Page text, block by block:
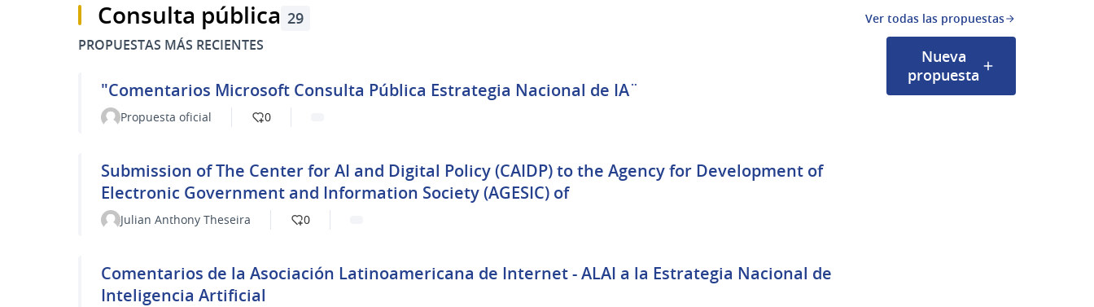
estrategias_ia_datos@agesic.gub.uy
Acceder al documento aprobado de la Estrategia
(Enlace externo)
Más información
Consulta pública 29 Ver todas las propuestas
PROPUESTAS MÁS RECIENTES
"Comentarios Microsoft Consulta Pública Estrategia Nacional de IA¨
Propuesta oficial 0
Submission of The Center for AI and Digital Policy (CAIDP) to the Agency for Development of
Electronic Government and Information Society (AGESIC) of
Julian Anthony Theseira 0
Comentarios de la Asociación Latinoamericana de Internet - ALAI a la Estrategia Nacional de
Inteligencia Artificial
Nueva
propuesta